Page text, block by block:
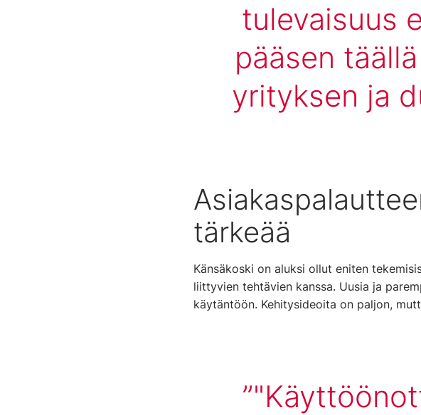
tulevaisuus
pääsen
yrityksen ja
tärkeää
Känsäkoski on aluksi ollut eniten
liittyvien tehtävien kanssa. Uusia ja
käytäntöön. Kehitysideoita on paljon,